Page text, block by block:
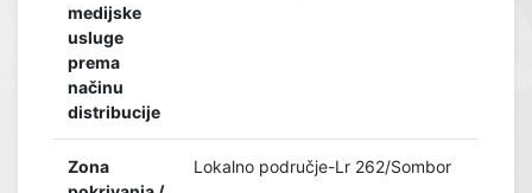
medijske
usluge
prema
načinu
distribucije
Zona
Lokalno područje-Lr 262/Sombor